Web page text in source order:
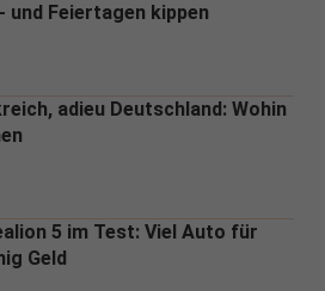
und Feiertagen kippen
adieu Deutschland: Wohin
5 im Test: Viel Auto für
Geld